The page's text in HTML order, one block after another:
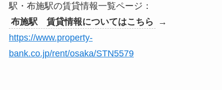
駅・布施駅の賃貸情報一覧ページ：
布施駅 賃貸情報についてはこちら
→
https://www.property-
bank.co.jp/rent/osaka/STN5579